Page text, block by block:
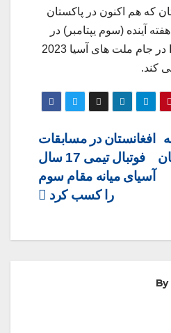
که هم اکنون در پاکستان
آینده (سوم یپتامبر) در
لاهور اولین بازی خود را در جام ملت های آسیا 2023
کند.
افغانستان در مسابقات
فوتبال تیمی 17 سال
آسیای میانه مقام سوم
را کسب کرد
By